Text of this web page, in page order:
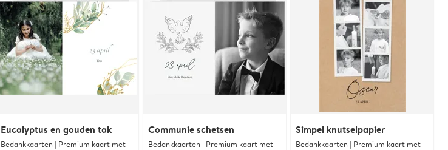
Eucalyptus en gouden tak
Bedankkaarten | Premium kaart met
Communie schetsen
Bedankkaarten | Premium kaart met
Simpel knutselpapier
Bedankkaarten | Premium kaart met